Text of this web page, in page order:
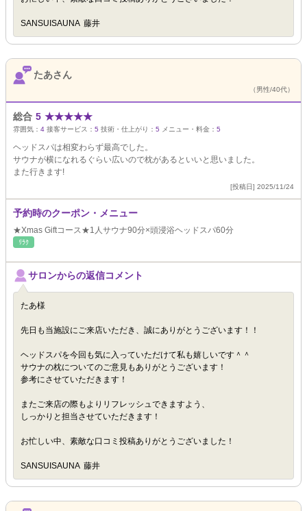
SANSUISAUNA 藤井
たあさん
（男性/40代）
総合 5 ★★★★★
雰囲気： 4 接客サービス： 5 技術・仕上がり： 5 メニュー・料金： 5
ヘッドスパは相変わらず最高でした。
サウナが横になれるぐらい広いので枕があるといいと思いました。
また行きます!
[投稿日] 2025/11/24
予約時のクーポン・メニュー
★Xmas Giftコース★1人サウナ90分×頭浸浴ヘッドスパ60分
ﾘﾗｸ
サロンからの返信コメント
たあ様
先日も当施設にご来店いただき、誠にありがとうございます！！
ヘッドスパを今回も気に入っていただけて私も嬉しいです＾＾
サウナの枕についてのご意見もありがとうございます！
参考にさせていただきます！
またご来店の際もよりリフレッシュできますよう、
しっかりと担当させていただきます！
お忙しい中、素敵な口コミ投稿ありがとうございました！
SANSUISAUNA 藤井